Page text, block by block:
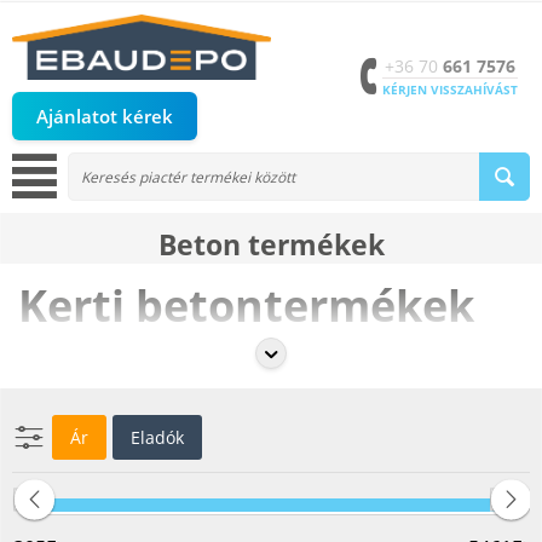
Ajánlatot kérek
+36 70 661 7576
KÉRJEN VISSZAHÍVÁST
Beton termékek
Kerti betontermékek
tartós és esztétikus megoldásokat kínálnak
kerted, teraszod és udvarod kialakításához. Az
időjárás viszontagságainak és hosszú távon biztosítják a kert praktikus
és rendezett megjelenését.
Tartós és időjárásálló
A betontermékek magas minőségű anyagokból készülnek, így
ellenállnak a fagy, eső, szél és napsugárzás hatásainak, biztosítva a
Ár Eladók